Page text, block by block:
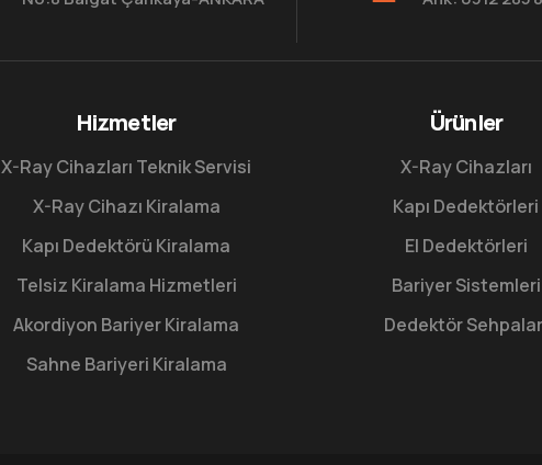
Hizmetler
X-Ray Cihazları Teknik Servisi
X-Ray Cihazı Kiralama
Kapı Dedektörü Kiralama
Telsiz Kiralama Hizmetleri
Akordiyon Bariyer Kiralama
Sahne Bariyeri Kiralama
Ürünler
X-Ray Cihazları
Kapı Dedektörleri
El Dedektörleri
Bariyer Sistemleri
Dedektör